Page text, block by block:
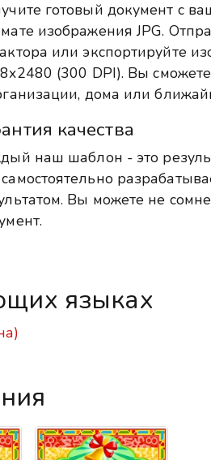
готовый документ с
изображения JPG.
или экспортируйте
(300 DPI). Вы
дома или
качества
наш шаблон - это
Вы можете не
языках